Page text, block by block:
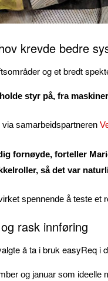
krevde bedre
og et bredt
styr på, fra
samarbeidspartneren
fornøyde, forteller
så det var
spennende å teste et
rask innføring
å ta i bruk easyReq i
og januar som ideelle